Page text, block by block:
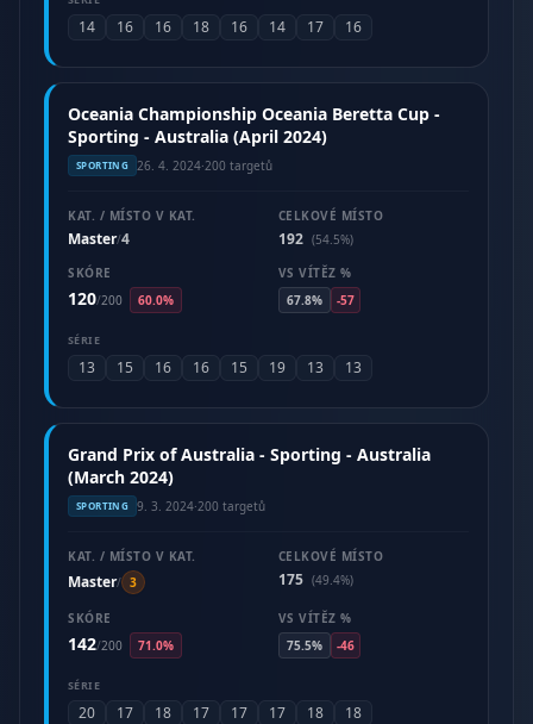
14 16 16 18 16 14 17 16
Oceania Championship Oceania Beretta Cup -
Sporting - Australia (April 2024)
SPORTING 26. 4. 2024·200 targetů
KAT. / MÍSTO V KAT.
Master/4
CELKOVÉ MÍSTO
192 (54.5%)
SKÓRE
120/200 60.0%
VS VÍTĚZ %
67.8%
-57
SÉRIE
13 15 16 16 15 19 13 13
Grand Prix of Australia - Sporting - Australia
(March 2024)
SPORTING 9. 3. 2024·200 targetů
KAT. / MÍSTO V KAT.
Master/ 3
CELKOVÉ MÍSTO
175 (49.4%)
SKÓRE
142/200 71.0%
VS VÍTĚZ %
75.5%
-46
SÉRIE
20 17 18 17 17 17 18 18